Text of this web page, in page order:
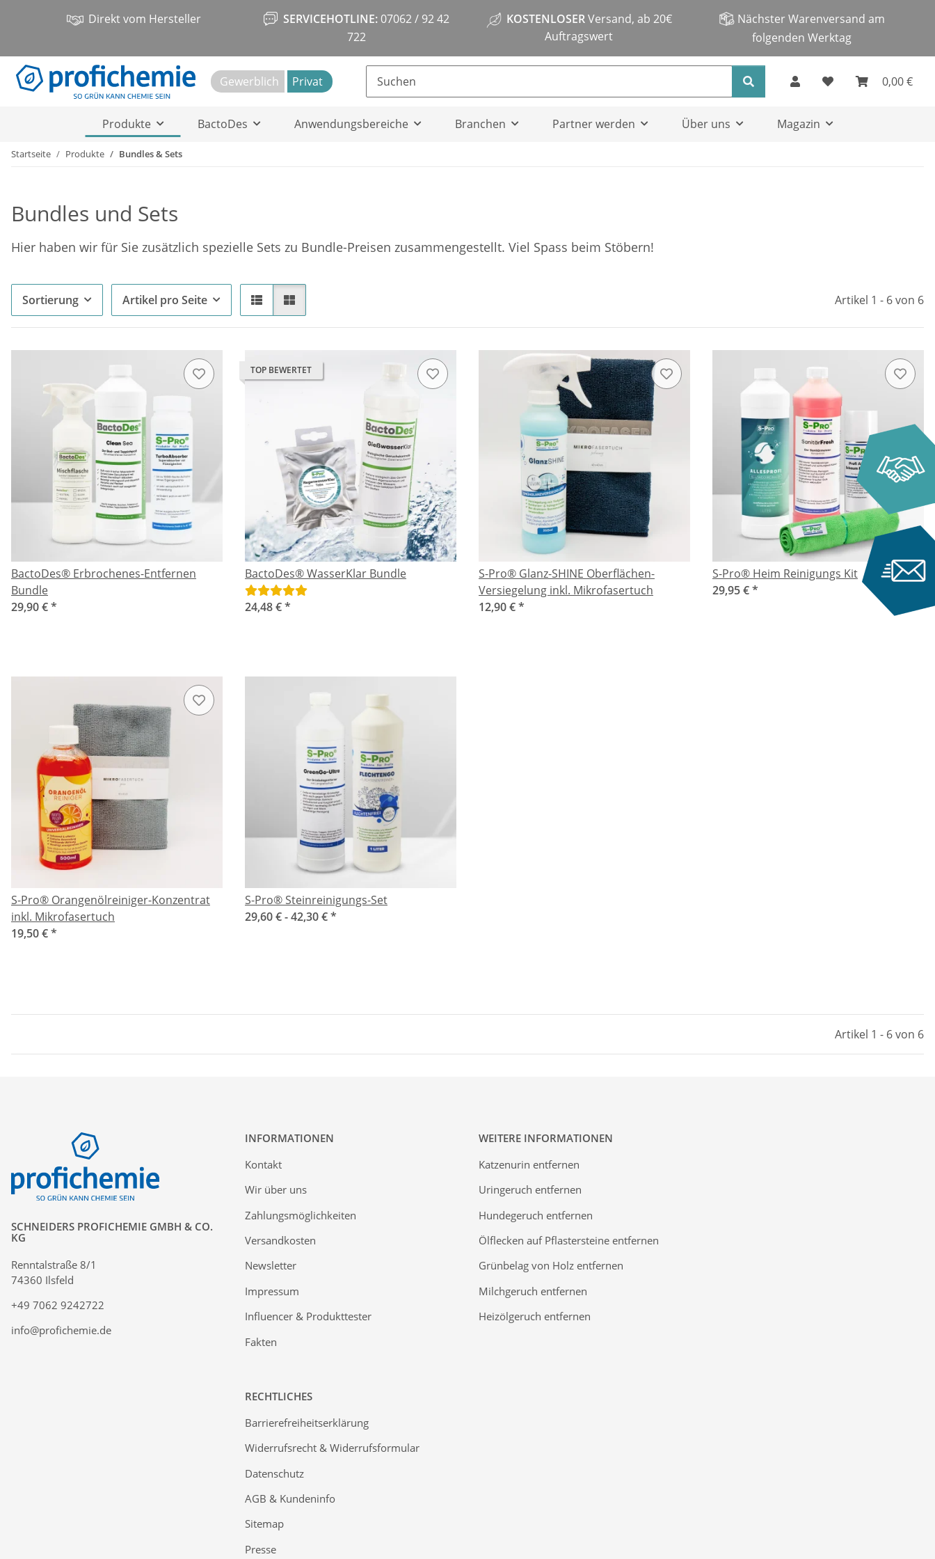
Direkt vom Hersteller SERVICEHOTLINE:07062 / 92 42
722
KOSTENLOSERVersand, ab 20€
Auftragswert
Nächster Warenversand am
folgenden Werktag
Gewerblich Privat 0,00 €
Produkte BactoDes Anwendungsbereiche Branchen Partner werden Über uns Magazin
Startseite Produkte Bundles & Sets
Bundles und Sets
Hier haben wir für Sie zusätzlich spezielle Sets zu Bundle-Preisen zusammengestellt. Viel Spass beim Stöbern!
Sortierung Artikel pro Seite Artikel 1 - 6 von 6
BactoDes® Erbrochenes-Entfernen
Bundle
29,90 €*
TOP BEWERTET
BactoDes® WasserKlar Bundle
24,48 €*
S-Pro® Glanz-SHINE Oberflächen-
Versiegelung inkl. Mikrofasertuch
12,90 €*
S-Pro® Heim Reinigungs Kit
29,95 €*
S-Pro® Orangenölreiniger-Konzentrat
inkl. Mikrofasertuch
19,50 €*
S-Pro® Steinreinigungs-Set
29,60 € -42,30 €*
Artikel 1 - 6 von 6
SCHNEIDERS PROFICHEMIE GMBH & CO.
KG
Renntalstraße 8/1
74360 Ilsfeld
+49 7062 9242722
info@profichemie.de
INFORMATIONEN
Kontakt
Wir über uns
Zahlungsmöglichkeiten
Versandkosten
Newsletter
Impressum
Influencer & Produkttester
Fakten
RECHTLICHES
Barrierefreiheitserklärung
Widerrufsrecht & Widerrufsformular
Datenschutz
AGB & Kundeninfo
Sitemap
Presse
WEITERE INFORMATIONEN
Katzenurin entfernen
Uringeruch entfernen
Hundegeruch entfernen
Ölflecken auf Pflastersteine entfernen
Grünbelag von Holz entfernen
Milchgeruch entfernen
Heizölgeruch entfernen